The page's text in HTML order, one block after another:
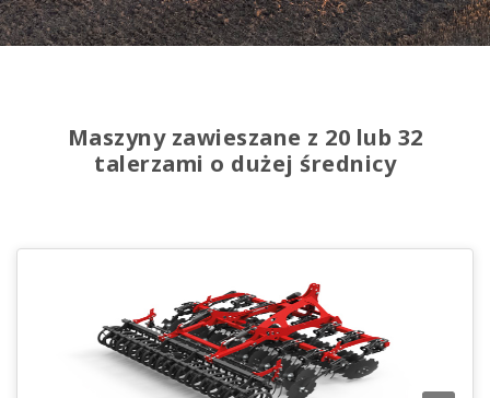
Maszyny zawieszane z 20 lub 32
talerzami o dużej średnicy